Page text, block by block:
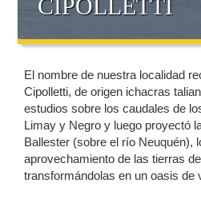
CIPOLLETTI
El nombre de nuestra localidad
Cipolletti, de origen ichacras
estudios sobre los caudales de
Limay y Negro y luego proyectó
Ballester (sobre el río Neuquén),
aprovechamiento de las tierras
transformándolas en un oasis de